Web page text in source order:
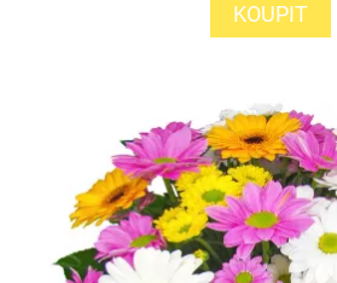
KOUPIT